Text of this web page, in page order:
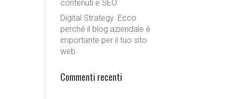
contenuti e SEO
Digital Strategy. Ecco
perché il blog aziendale è
importante per il tuo sito
web
Commenti recenti